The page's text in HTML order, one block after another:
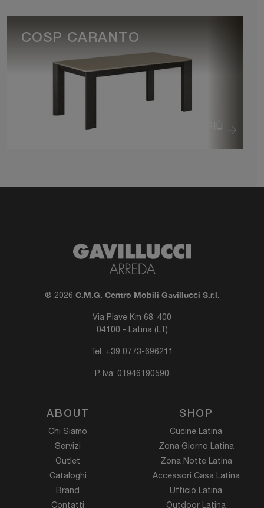
VEDI DI PIÙ
COSP CARANTO
® 2026 C.M.G. Centro Mobili Gavillucci S.r.l.
Via Piave Km 68, 400
04100 - Latina (LT)
Tel. +39 0773-696211
P. Iva: 01946190590
ABOUT
Chi Siamo
Servizi
Outlet
Cataloghi
Brand
Contatti
SHOP
Cucine Latina
Zona Giorno Latina
Zona Notte Latina
Accessori Casa Latina
Ufficio Latina
Outdoor Latina